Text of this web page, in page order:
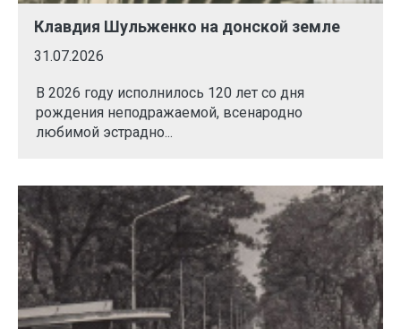
Клавдия Шульженко на донской земле
31.07.2026
В 2026 году исполнилось 120 лет со дня
рождения неподражаемой, всенародно
любимой эстрадно...